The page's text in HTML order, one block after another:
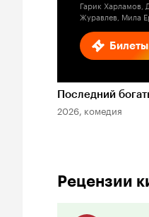
Билеты
Гарик Харламов,
Журавлев, Мила
Последний
2026, комедия
Рецензии